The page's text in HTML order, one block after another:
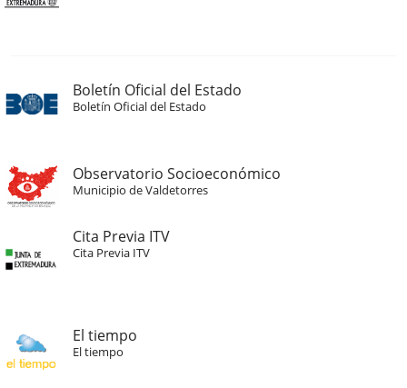
Boletín Oficial del Estado
Boletín Oficial del Estado
Observatorio Socioeconómico
Municipio de Valdetorres
Cita Previa ITV
Cita Previa ITV
El tiempo
El tiempo